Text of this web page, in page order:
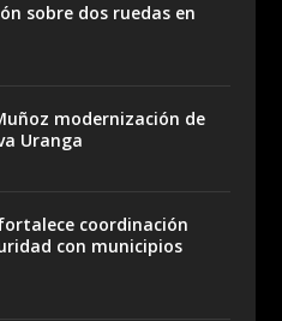
sobre dos ruedas en
modernización de
Uranga
coordinación
con municipios